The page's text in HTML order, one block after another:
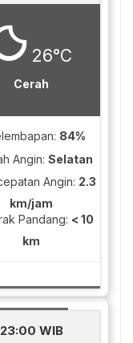
26°C
Cerah
84%
Angin: Selatan
Angin: 2.3
km/jam
Pandang: < 10
km
23:00 WIB